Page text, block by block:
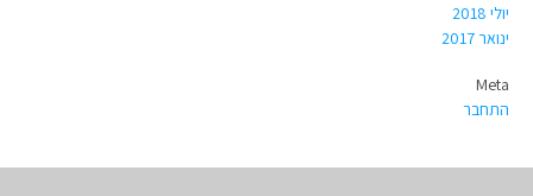
יולי 2018
ינואר 2017
Meta
התחבר